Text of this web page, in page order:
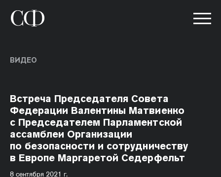
ВИДЕО
Встреча Председателя Совета
Федерации Валентины Матвиенко
с Председателем Парламентской
ассамблеи Организации
по безопасности и сотрудничеству
в Европе Маргаретой Седерфельт
8 сентября 2021 г.